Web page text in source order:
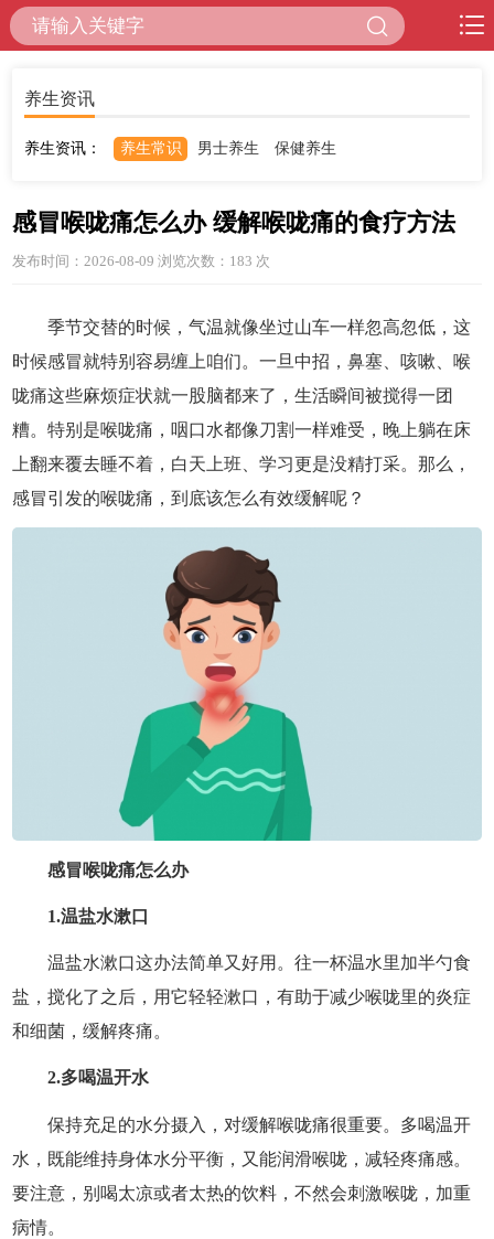
养生资讯
养生资讯： 养生常识 男士养生 保健养生
感冒喉咙痛怎么办 缓解喉咙痛的食疗方法
发布时间：2026-08-09 浏览次数：183 次
季节交替的时候，气温就像坐过山车一样忽高忽低，这
时候感冒就特别容易缠上咱们。一旦中招，鼻塞、咳嗽、喉
咙痛这些麻烦症状就一股脑都来了，生活瞬间被搅得一团
糟。特别是喉咙痛，咽口水都像刀割一样难受，晚上躺在床
上翻来覆去睡不着，白天上班、学习更是没精打采。那么，
感冒引发的喉咙痛，到底该怎么有效缓解呢？
感冒喉咙痛怎么办
1.温盐水漱口
温盐水漱口这办法简单又好用。往一杯温水里加半勺食
盐，搅化了之后，用它轻轻漱口，有助于减少喉咙里的炎症
和细菌，缓解疼痛。
2.多喝温开水
保持充足的水分摄入，对缓解喉咙痛很重要。多喝温开
水，既能维持身体水分平衡，又能润滑喉咙，减轻疼痛感。
要注意，别喝太凉或者太热的饮料，不然会刺激喉咙，加重
病情。